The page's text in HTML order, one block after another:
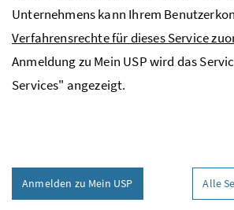
Unternehmens kann Ihrem
Verfahrensrechte für dieses Service
Anmeldung zu Mein USPwird das
Services" angezeigt.
Alle
Anmelden zu Mein USP